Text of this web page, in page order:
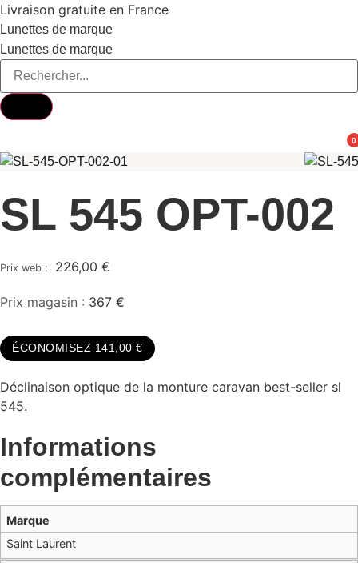
Aller
au
contenu
Livraison gratuite en France
Lunettes de marque
Lunettes de marque
0
SL 545 OPT-002
226,00 €
Prix magasin : 367 €
ÉCONOMISEZ 141,00 €
Déclinaison optique de la monture caravan best-seller sl
545.
Informations
complémentaires
Marque
Saint Laurent